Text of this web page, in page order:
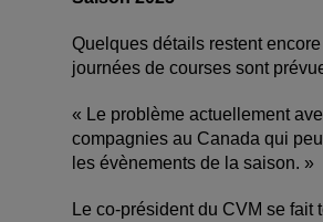
Quelques détails restent
journées de courses sont
« Le problème actuellement
compagnies au Canada qui
les évènements de la saison. »
Le co-président du CVM se fait